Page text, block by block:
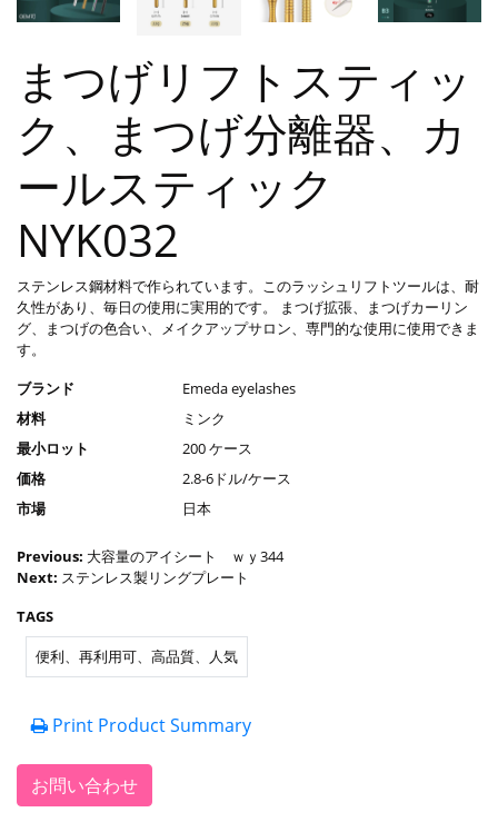
まつげリフトスティッ
ク、まつげ分離器、カ
ールスティック
NYK032
ステンレス鋼材料で作られています。このラッシュリフトツールは、耐
久性があり、毎日の使用に実用的です。 まつげ拡張、まつげカーリン
グ、まつげの色合い、メイクアップサロン、専門的な使用に使用できま
す。
ブランド
Emeda eyelashes
材料
ミンク
最小ロット
200 ケース
価格
2.8-6ドル/ケース
市場
日本
Previous: 大容量のアイシート ｗｙ344
Next: ステンレス製リングプレート
TAGS
便利、再利用可、高品質、人気
Print Product Summary
お問い合わせ